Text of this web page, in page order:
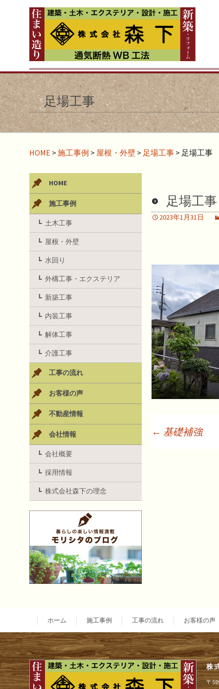
足場工事
HOME > 施工事例 > 屋根・外壁 > 足場工事 > 足場工事
足場工事
2023年1月31日
ー
シ
ョ
← 基礎補強
HOME
施工事例
土木工事
屋根・外壁
水回り
外構工事・エクステリア
新築工事
内装工事
解体工事
介護工事
工事の流れ
お客様の声
不動産情報
会社情報
会社概要
採用情報
株式会社森下の理念
ホーム 施工事例 工事の流れ お客様の声
株
〒